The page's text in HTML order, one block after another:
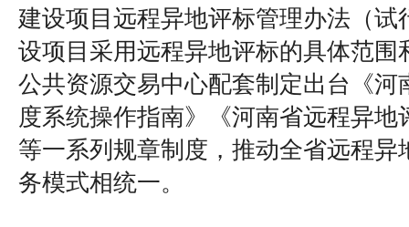
建设项目远程异地评标管理办法（试
设项目采用远程异地评标的具体范围
公共资源交易中心配套制定出台《河
度系统操作指南》《河南省远程异地
等一系列规章制度，推动全省远程异
务模式相统一。